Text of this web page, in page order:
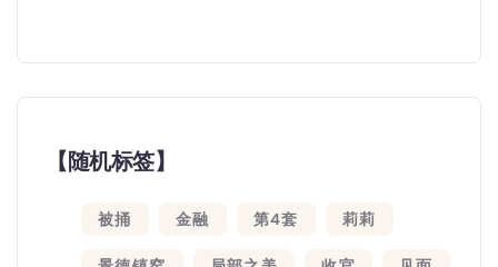
【随机标签】
被捅 金融 第4套 莉莉